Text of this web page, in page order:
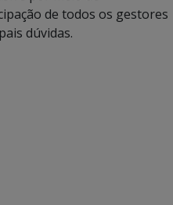
de todos os gestores
dúvidas.